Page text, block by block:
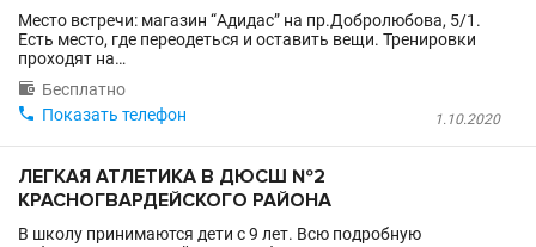
Место встречи: магазин “Адидас” на пр.Добролюбова, 5/1.
Есть место, где переодеться и оставить вещи. Тренировки
проходят на…
 Бесплатно
1.10.2020
 Показать телефон
ЛЕГКАЯ АТЛЕТИКА В ДЮСШ №2
КРАСНОГВАРДЕЙСКОГО РАЙОНА
В школу принимаются дети с 9 лет. Всю подробную